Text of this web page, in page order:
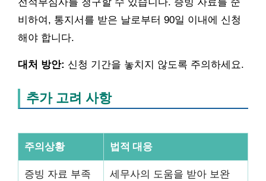
비하여, 통지서를 받은 날로부터 90일 이내에 신청
해야 합니다.
대처 방안: 신청 기간을 놓치지 않도록 주의하세요.
추가 고려 사항
주의상황 법적 대응
증빙 자료 부족 세무사의 도움을 받아 보완